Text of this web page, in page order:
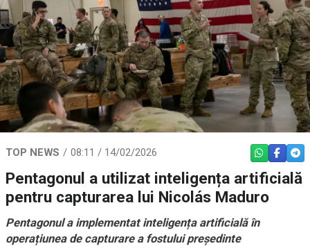
TOP NEWS 08:11 / 14/02/2026 WHATSAPP
Pentagonul a utilizat inteligența artificială
pentru capturarea lui Nicolás Maduro
Pentagonul a implementat inteligența artificială în
operațiunea de capturare a fostului președinte